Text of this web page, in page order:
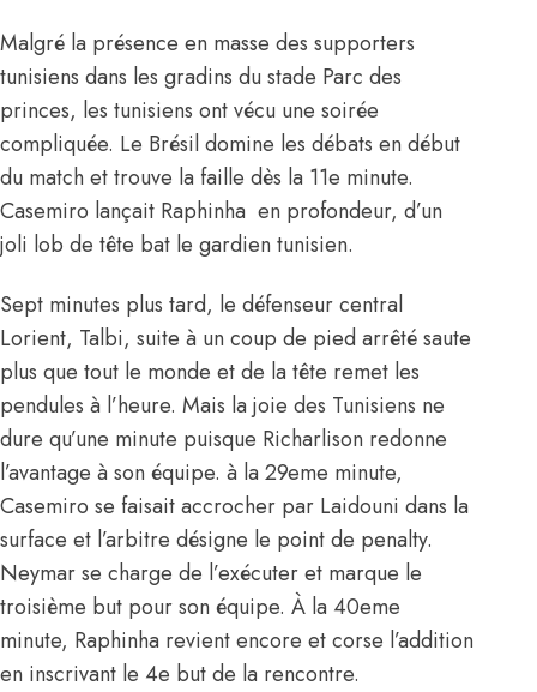
Malgré la présence en masse des supporters
tunisiens dans les gradins du stade Parc des
princes, les tunisiens ont vécu une soirée
compliquée. Le Brésil domine les débats en début
du match et trouve la faille dès la 11e minute.
Casemiro lançait Raphinha en profondeur, d’un
joli lob de tête bat le gardien tunisien.
Sept minutes plus tard, le défenseur central
Lorient, Talbi, suite à un coup de pied arrêté saute
plus que tout le monde et de la tête remet les
pendules à l’heure. Mais la joie des Tunisiens ne
dure qu’une minute puisque Richarlison redonne
l’avantage à son équipe. à la 29eme minute,
Casemiro se faisait accrocher par Laidouni dans la
surface et l’arbitre désigne le point de penalty.
Neymar se charge de l’exécuter et marque le
troisième but pour son équipe. À la 40eme
minute, Raphinha revient encore et corse l’addition
en inscrivant le 4e but de la rencontre.